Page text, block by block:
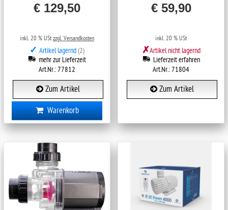
€ 129,50
inkl. 20 % USt zzgl. Versandkosten
✓ Artikel lagernd(2)
mehr zur Lieferzeit
Art.Nr.: 77812
Zum Artikel
Warenkorb
€ 59,90
inkl. 20 % USt
✗Artikel nicht lagernd
Lieferzeit erfahren
Art.Nr.: 71804
Zum Artikel